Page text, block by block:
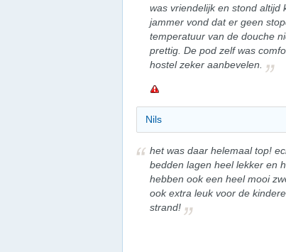
was vriendelijk en stond altijd
jammer vond dat er geen
temperatuur van de douche
prettig. De pod zelf was
hostel zeker aanbevelen.
Nils
het was daar helemaal top!
bedden lagen heel lekker en
hebben ook een heel mooi
ook extra leuk voor de
strand!